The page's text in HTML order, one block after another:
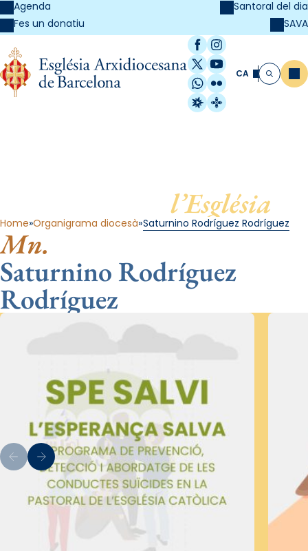
Agenda
Fes un donatiu
Santoral del dia
SAVA
Facebook
Instagram
X / Twitter
YouTube
WhatsApp
Flickr
Radio Estel
Catalunya
CA Cerca
l’Església
Home Organigrama diocesà Saturnino Rodríguez Rodríguez
Mn.
Saturnino Rodríguez
Rodríguez